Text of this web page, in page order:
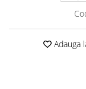
Navigatii Iveco
Navigatii
Adauga